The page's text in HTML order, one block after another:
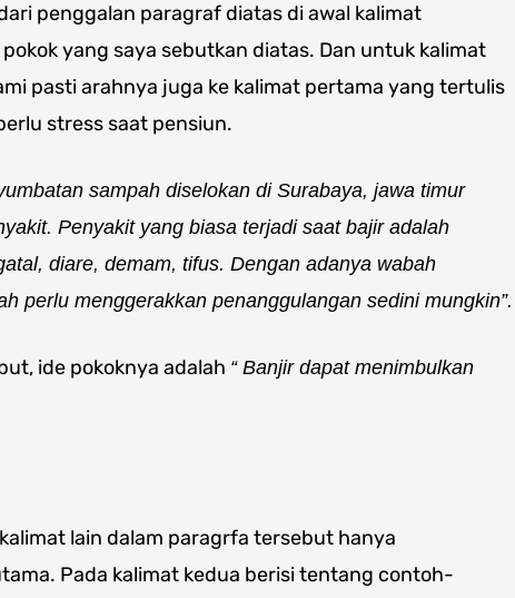
penggalan paragraf diatas di awal kalimat
yang saya sebutkan diatas. Dan untuk kalimat
pasti arahnya juga ke kalimat pertama yang tertulis
stress saat pensiun.
sampah diselokan di Surabaya, jawa timur
Penyakit yang biasa terjadi saat bajir adalah
diare, demam, tifus. Dengan adanya wabah
perlu menggerakkan penanggulangan sedini mungkin”.
ide pokoknya adalah “ Banjir dapat menimbulkan
lain dalam paragrfa tersebut hanya
Pada kalimat kedua berisi tentang contoh-